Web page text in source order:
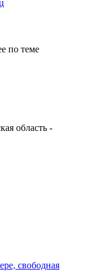
по теме
область -
свободная